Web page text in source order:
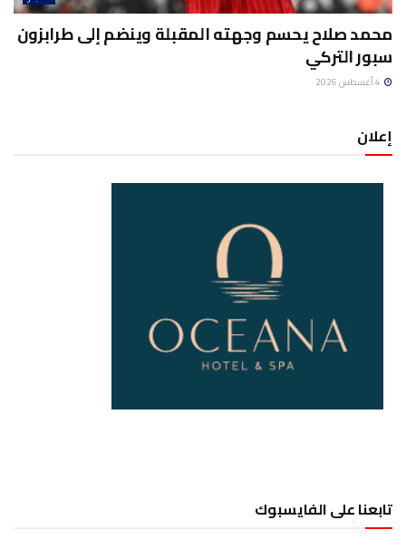
محمد صلاح يحسم وجهته المقبلة وينضم إلى طرابزون
سبور التركي
إعلان
تابعنا على الفايسبوك